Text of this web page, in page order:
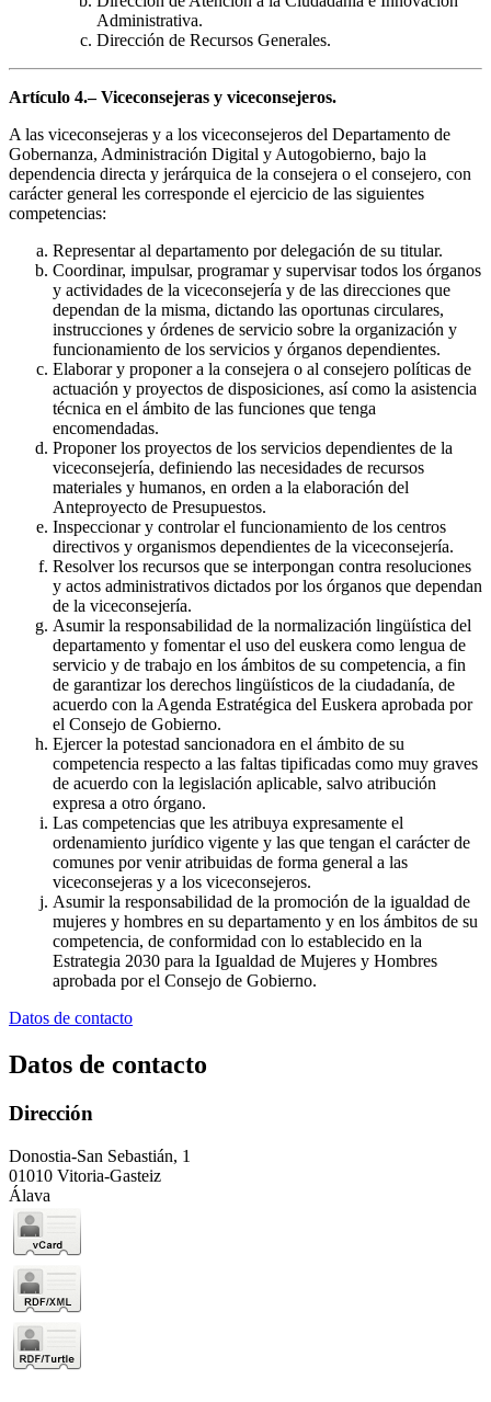
Administrativa.
Dirección de Recursos Generales.
Artículo 4.– Viceconsejeras y viceconsejeros.
A las viceconsejeras y a los viceconsejeros del Departamento de
Gobernanza, Administración Digital y Autogobierno, bajo la
dependencia directa y jerárquica de la consejera o el consejero, con
carácter general les corresponde el ejercicio de las siguientes
competencias:
Representar al departamento por delegación de su titular.
Coordinar, impulsar, programar y supervisar todos los órganos
y actividades de la viceconsejería y de las direcciones que
dependan de la misma, dictando las oportunas circulares,
instrucciones y órdenes de servicio sobre la organización y
funcionamiento de los servicios y órganos dependientes.
Elaborar y proponer a la consejera o al consejero políticas de
actuación y proyectos de disposiciones, así como la asistencia
técnica en el ámbito de las funciones que tenga
encomendadas.
Proponer los proyectos de los servicios dependientes de la
viceconsejería, definiendo las necesidades de recursos
materiales y humanos, en orden a la elaboración del
Anteproyecto de Presupuestos.
Inspeccionar y controlar el funcionamiento de los centros
directivos y organismos dependientes de la viceconsejería.
Resolver los recursos que se interpongan contra resoluciones
y actos administrativos dictados por los órganos que dependan
de la viceconsejería.
Asumir la responsabilidad de la normalización lingüística del
departamento y fomentar el uso del euskera como lengua de
servicio y de trabajo en los ámbitos de su competencia, a fin
de garantizar los derechos lingüísticos de la ciudadanía, de
acuerdo con la Agenda Estratégica del Euskera aprobada por
el Consejo de Gobierno.
Ejercer la potestad sancionadora en el ámbito de su
competencia respecto a las faltas tipificadas como muy graves
de acuerdo con la legislación aplicable, salvo atribución
expresa a otro órgano.
Las competencias que les atribuya expresamente el
ordenamiento jurídico vigente y las que tengan el carácter de
comunes por venir atribuidas de forma general a las
viceconsejeras y a los viceconsejeros.
Asumir la responsabilidad de la promoción de la igualdad de
mujeres y hombres en su departamento y en los ámbitos de su
competencia, de conformidad con lo establecido en la
Estrategia 2030 para la Igualdad de Mujeres y Hombres
aprobada por el Consejo de Gobierno.
Datos de contacto
Datos de contacto
Dirección
Donostia-San Sebastián, 1
01010 Vitoria-Gasteiz
Álava